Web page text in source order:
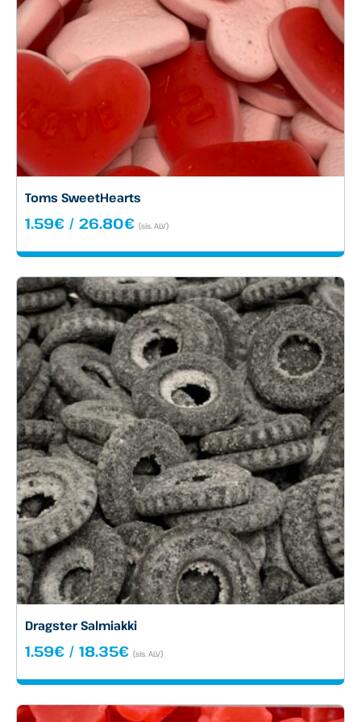
Toms SweetHearts
1.59€ / 26.80€Hintaluokka:
-
(sis. ALV)
Dragster Salmiakki
1.59€ / 18.35€Hintaluokka:
-
(sis. ALV)